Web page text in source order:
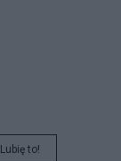
Lubię to!